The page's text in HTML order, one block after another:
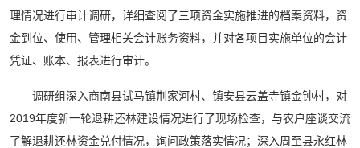
理情况进行审计调研，详细查阅了三项资金实施推进的档案资料，资
金到位、使用、管理相关会计账务资料，并对各项目实施单位的会计
凭证、账本、报表进行审计。
调研组深入商南县试马镇荆家河村、镇安县云盖寺镇金钟村，对
2019年度新一轮退耕还林建设情况进行了现场检查，与农户座谈交流
了解退耕还林资金兑付情况，询问政策落实情况；深入周至县永红林